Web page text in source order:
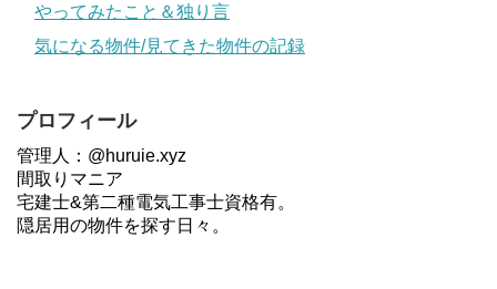
やってみたこと＆独り言
気になる物件/見てきた物件の記録
プロフィール
管理人：@huruie.xyz
間取りマニア
宅建士&第二種電気工事士資格有。
隠居用の物件を探す日々。